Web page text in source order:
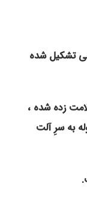
تشکیل شده
زده شده ،
به سرِ آلت